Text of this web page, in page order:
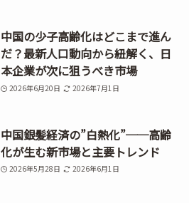
中国の少子高齢化はどこまで進ん
だ？最新人口動向から紐解く、日
本企業が次に狙うべき市場
2026年6月20日 2026年7月1日
中国銀髪経済の”白熱化”──高齢
化が生む新市場と主要トレンド
2026年5月28日 2026年6月1日